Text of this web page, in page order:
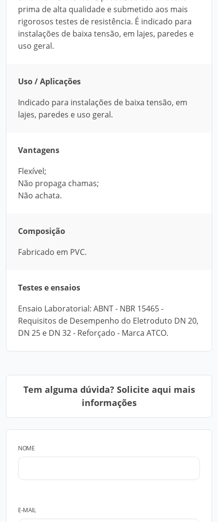
prima de alta qualidade e submetido aos mais
rigorosos testes de resistência. É indicado para
instalações de baixa tensão, em lajes, paredes e
uso geral.
Uso / Aplicações
Indicado para instalações de baixa tensão, em
lajes, paredes e uso geral.
Vantagens
Flexível;
Não propaga chamas;
Não achata.
Composição
Fabricado em PVC.
Testes e ensaios
Ensaio Laboratorial: ABNT - NBR 15465 -
Requisitos de Desempenho do Eletroduto DN 20,
DN 25 e DN 32 - Reforçado - Marca ATCO.
Tem alguma dúvida? Solicite aqui mais
informações
NOME
E-MAIL